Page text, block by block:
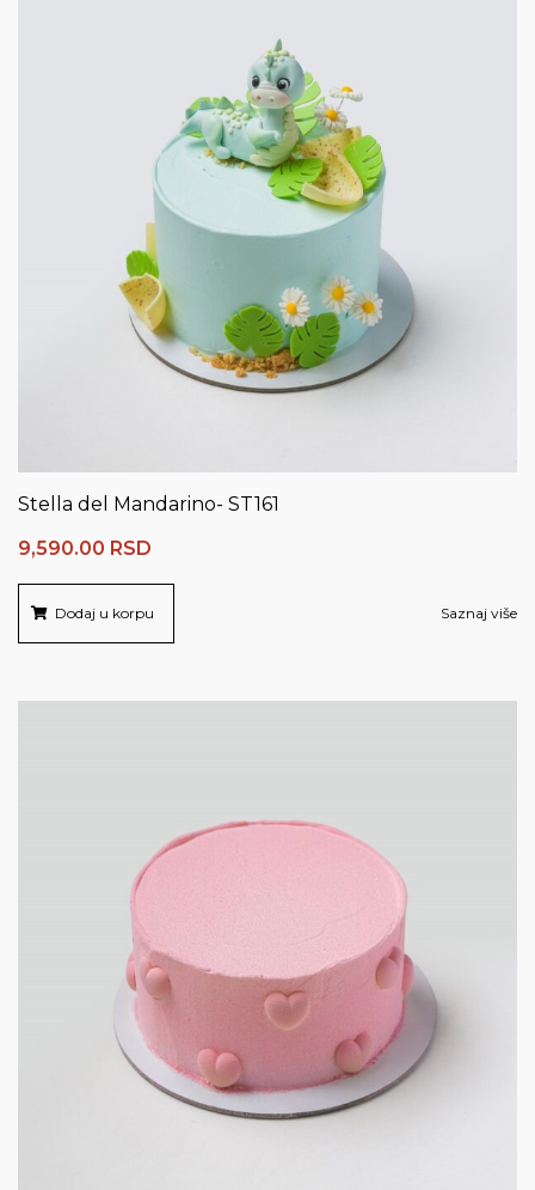
Stella del Mandarino- ST161
9,590.00 RSD
Dodaj u korpu Saznaj više